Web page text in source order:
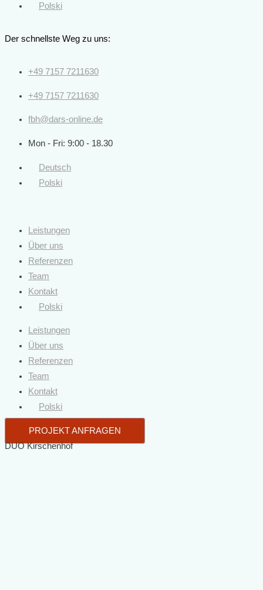
Polski
Der schnellste Weg zu uns:
+49 7157 7211630
+49 7157 7211630
fbh@dars-online.de
Mon - Fri: 9:00 - 18.30
Deutsch
Polski
Leistungen
Über uns
Referenzen
Team
Kontakt
Polski
Leistungen
Über uns
Referenzen
Team
Kontakt
Polski
PROJEKT ANFRAGEN
DUO Kirschenhof